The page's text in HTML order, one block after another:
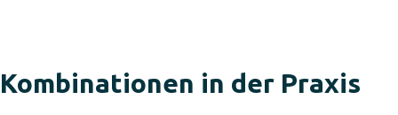
Kombinationen in der Praxis